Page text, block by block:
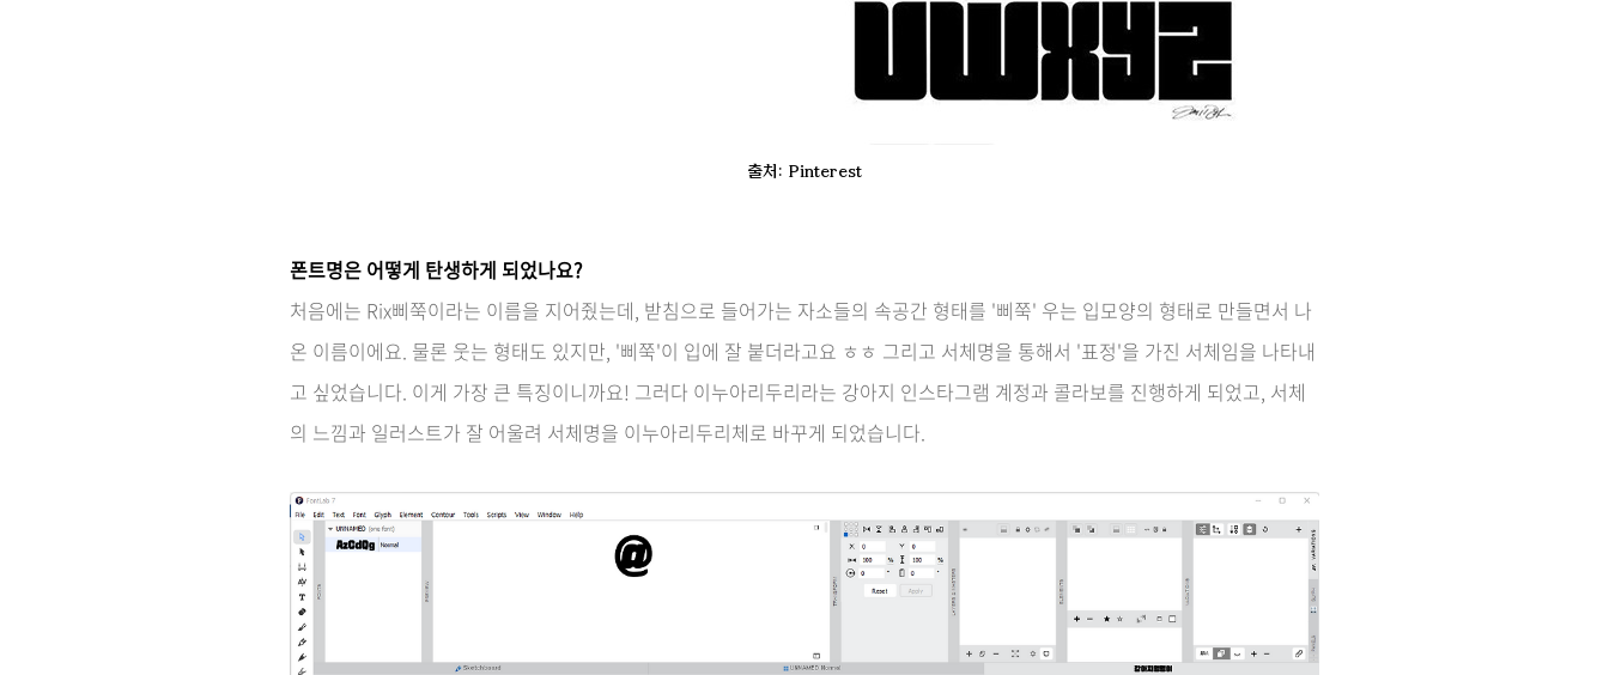
출처: Pinterest
폰트명은 어떻게 탄생하게 되었나요?
처음에는 Rix삐쭉이라는 이름을 지어줬는데, 받침으로 들어가는 자소들의 속공간 형태를 '삐쭉' 우는 입모양의 형태로 만들면서 나
온 이름이에요. 물론 웃는 형태도 있지만, '삐쭉'이 입에 잘 붙더라고요 ㅎㅎ 그리고 서체명을 통해서 '표정'을 가진 서체임을 나타내
고 싶었습니다. 이게 가장 큰 특징이니까요! 그러다 이누아리두리라는 강아지 인스타그램 계정과 콜라보를 진행하게 되었고, 서체
의 느낌과 일러스트가 잘 어울려 서체명을 이누아리두리체로 바꾸게 되었습니다.